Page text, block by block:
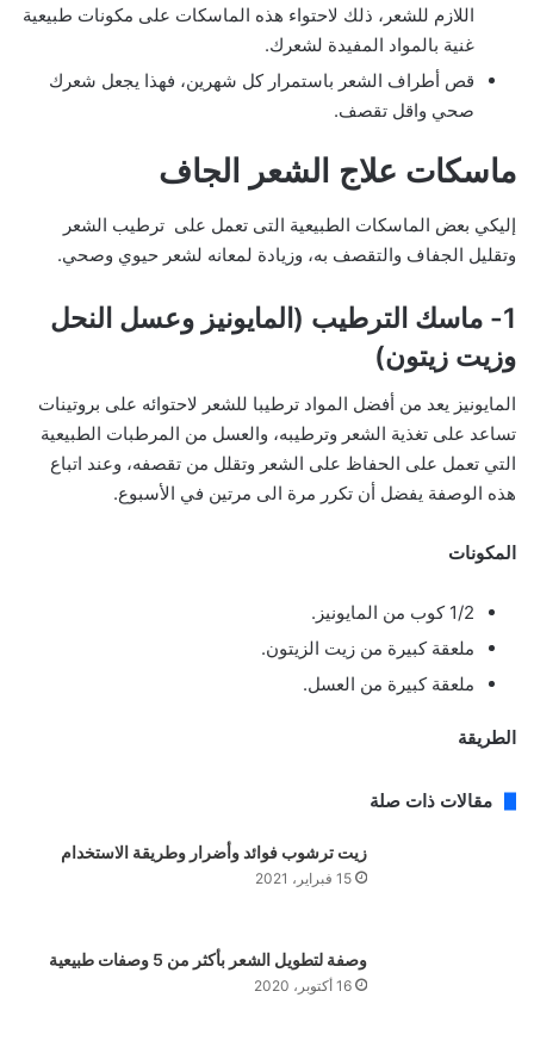
اللازم للشعر، ذلك لاحتواء هذه الماسكات على مكونات طبيعية
غنية بالمواد المفيدة لشعرك.
قص أطراف الشعر باستمرار كل شهرين، فهذا يجعل شعرك
صحي واقل تقصف.
ماسكات علاج الشعر الجاف
إليكي بعض الماسكات الطبيعية التى تعمل على ترطيب الشعر
وتقليل الجفاف والتقصف به، وزيادة لمعانه لشعر حيوي وصحي.
1- ماسك الترطيب (المايونيز وعسل النحل
وزيت زيتون)
المايونيز يعد من أفضل المواد ترطيبا للشعر لاحتوائه على بروتينات
تساعد على تغذية الشعر وترطيبه، والعسل من المرطبات الطبيعية
التي تعمل على الحفاظ على الشعر وتقلل من تقصفه، وعند اتباع
هذه الوصفة يفضل أن تكرر مرة الى مرتين في الأسبوع.
المكونات
1/2 كوب من المايونيز.
ملعقة كبيرة من زيت الزيتون.
ملعقة كبيرة من العسل.
الطريقة
مقالات ذات صلة
زيت ترشوب فوائد وأضرار وطريقة الاستخدام
15 فبراير، 2021
وصفة لتطويل الشعر بأكثر من 5 وصفات طبيعية
16 أكتوبر، 2020